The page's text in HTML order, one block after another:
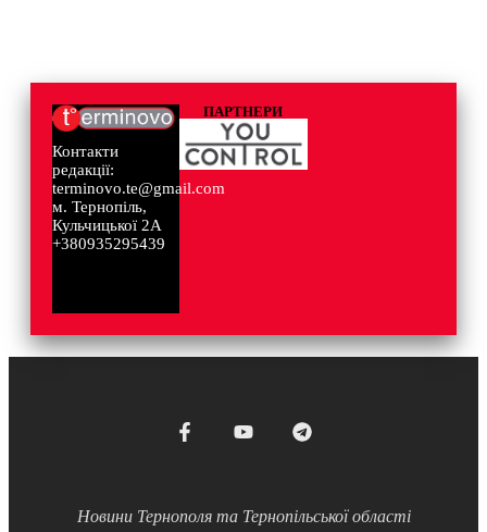
Контакти
редакції:
terminovo.te@gmail.com
м. Тернопіль,
Кульчицької 2А
+380935295439
ПАРТНЕРИ
Новини Тернополя та Тернопільської області